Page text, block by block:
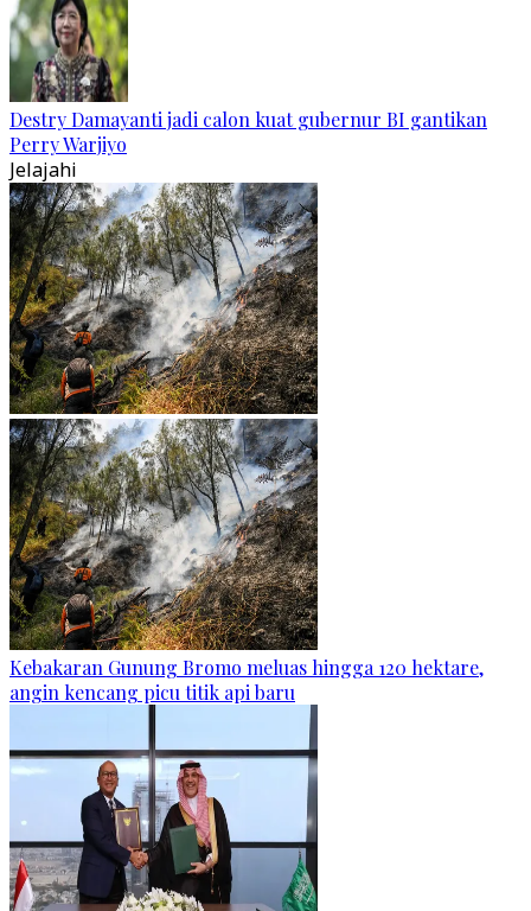
Destry Damayanti jadi calon kuat gubernur BI gantikan
Perry Warjiyo
Jelajahi
Kebakaran Gunung Bromo meluas hingga 120 hektare,
angin kencang picu titik api baru